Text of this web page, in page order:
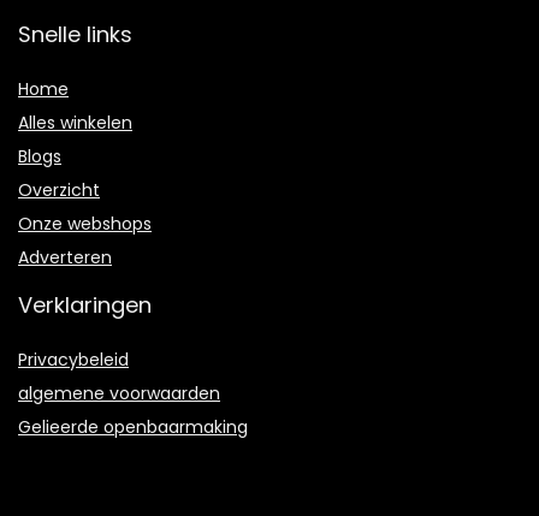
Snelle links
Home
Alles winkelen
Blogs
Overzicht
Onze webshops
Adverteren
Verklaringen
Privacybeleid
algemene voorwaarden
Gelieerde openbaarmaking